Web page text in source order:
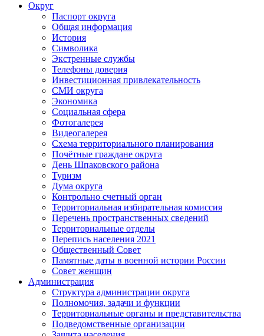
Округ
Паспорт округа
Общая информация
История
Символика
Экстренные службы
Телефоны доверия
Инвестиционная привлекательность
СМИ округа
Экономика
Социальная сфера
Фотогалерея
Видеогалерея
Схема территориального планирования
Почётные граждане округа
День Шпаковского района
Туризм
Дума округа
Контрольно счетный орган
Территориальная избирательная комиссия
Перечень пространственных сведений
Территориальные отделы
Перепись населения 2021
Общественный Совет
Памятные даты в военной истории России
Совет женщин
Администрация
Структура администрации округа
Полномочия, задачи и функции
Территориальные органы и представительства
Подведомственные организации